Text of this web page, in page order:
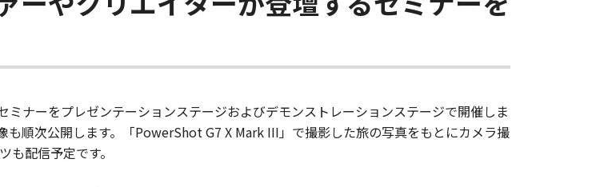
ナーをプレゼンテーションステージおよびデモンストレーションステージで開催しま
順次公開します。「PowerShot G7 X Mark III」で撮影した旅の写真をもとにカメラ撮
配信予定です。